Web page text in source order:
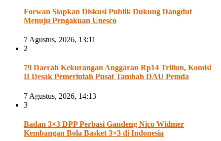
Forwan Siapkan Diskusi Publik Dukung Dangdut
Menuju Pengakuan Unesco
7 Agustus, 2026, 13:11
2
79 Daerah Kekurangan Anggaran Rp14 Triliun, Komisi
II Desak Pemerintah Pusat Tambah DAU Pemda
7 Agustus, 2026, 14:13
3
Badan 3×3 DPP Perbasi Gandeng Nico Widmer
Kembangan Bola Basket 3×3 di Indonesia